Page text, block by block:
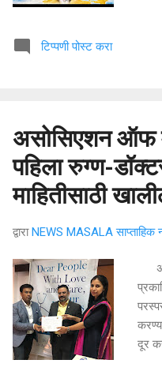
टिप्पणी पोस्ट करा
असोसिएशन ऑफ
पहिला रुग्ण-
माहितीसाठी
द्वाराNEWS MASALA साप्ताहिक
दूर